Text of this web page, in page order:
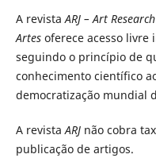
A revistaARJ – Art
Artesoferece acesso livre
seguindo o princípio de
conhecimento científico
democratização mundial
A revistaARJnão cobra
publicação de artigos.